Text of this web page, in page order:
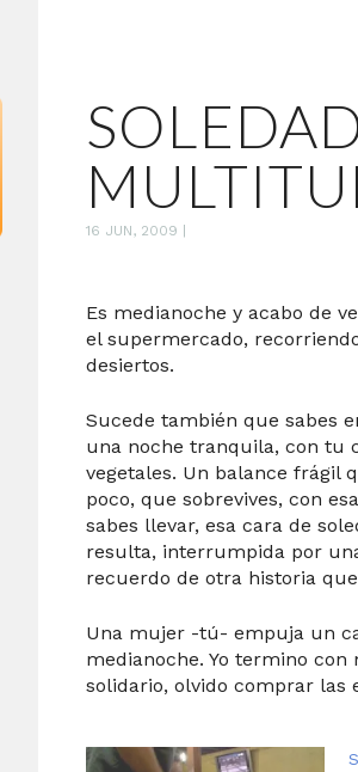
16 JUN, 2009
Es medianoche y acabo de
el supermercado,
desiertos.
Sucede también que sabes
una noche tranquila, con tu
vegetales. Un balance frágil
poco, que sobrevives, con
sabes llevar, esa cara de
resulta, interrumpida por
recuerdo de otra historia
Una mujer -tú- empuja un
medianoche. Yo termino
solidario, olvido comprar las